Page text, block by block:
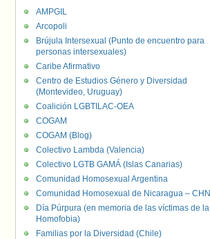
AMPGIL
Arcopoli
Brújula Intersexual (Punto de encuentro para
personas intersexuales)
Caribe Afirmativo
Centro de Estudios Género y Diversidad
(Montevideo, Uruguay)
Coalición LGBTILAC-OEA
COGAM
COGAM (Blog)
Colectivo Lambda (Valencia)
Colectivo LGTB GAMÁ (Islas Canarias)
Comunidad Homosexual Argentina
Comunidad Homosexual de Nicaragua – CHN
Día Púrpura (en memoria de las víctimas de la
Homofobia)
Familias por la Diversidad (Chile)